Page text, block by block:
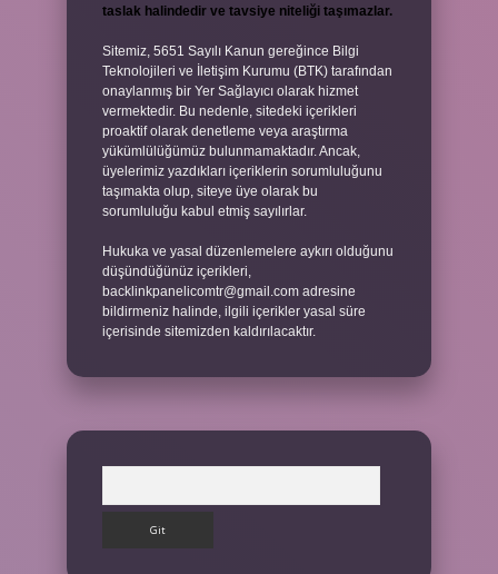
taslak halindedir ve tavsiye niteliği taşımazlar.
Sitemiz, 5651 Sayılı Kanun gereğince Bilgi
Teknolojileri ve İletişim Kurumu (BTK) tarafından
onaylanmış bir Yer Sağlayıcı olarak hizmet
vermektedir. Bu nedenle, sitedeki içerikleri
proaktif olarak denetleme veya araştırma
yükümlülüğümüz bulunmamaktadır. Ancak,
üyelerimiz yazdıkları içeriklerin sorumluluğunu
taşımakta olup, siteye üye olarak bu
sorumluluğu kabul etmiş sayılırlar.
Hukuka ve yasal düzenlemelere aykırı olduğunu
düşündüğünüz içerikleri,
backlinkpanelicomtr@gmail.com adresine
bildirmeniz halinde, ilgili içerikler yasal süre
içerisinde sitemizden kaldırılacaktır.